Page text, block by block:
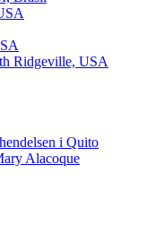
Ridgeville, USA
i Quito
Alacoque